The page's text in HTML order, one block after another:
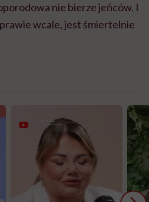
nie bierze jeńców. I
wcale, jest śmiertelnie